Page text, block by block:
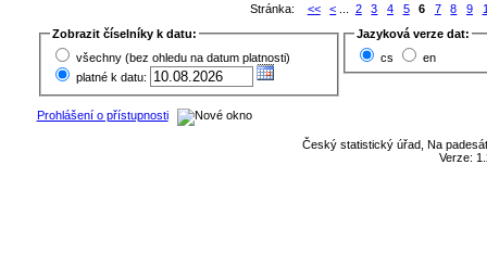
Stránka:
<< < 2 3 4 5 6 7 8 9
Zobrazit číselníky k datu:
všechny (bez ohledu na datum platnosti)
platné k datu:
Jazyková verze dat:
cs
en
Prohlášení o přístupnosti
Český statistický úřad, Na
Verze: